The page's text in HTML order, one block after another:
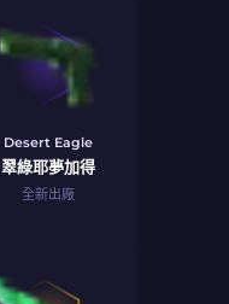
Desert Eagle
翠綠耶夢加得
全新出廠